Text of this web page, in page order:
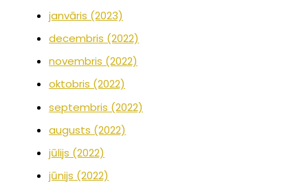
janvāris (2023)
decembris (2022)
novembris (2022)
oktobris (2022)
septembris (2022)
augusts (2022)
jūlijs (2022)
jūnijs (2022)